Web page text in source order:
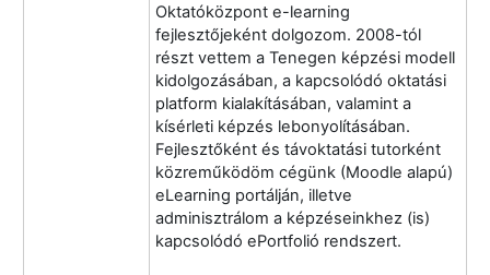
Oktatóközpont e-learning
fejlesztőjeként dolgozom. 2008-tól
részt vettem a Tenegen képzési modell
kidolgozásában, a kapcsolódó oktatási
platform kialakításában, valamint a
kísérleti képzés lebonyolításában.
Fejlesztőként és távoktatási tutorként
közreműködöm cégünk (Moodle alapú)
eLearning portálján, illetve
adminisztrálom a képzéseinkhez (is)
kapcsolódó ePortfolió rendszert.